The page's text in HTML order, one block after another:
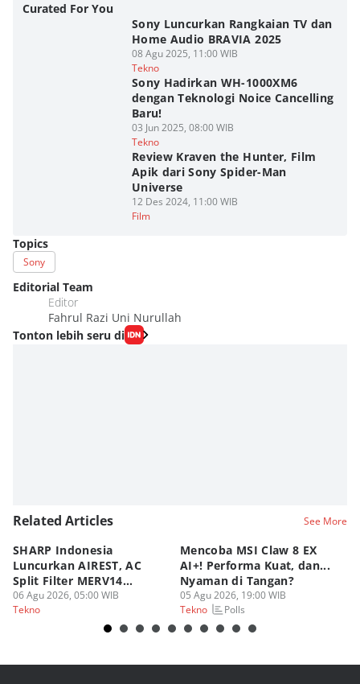
Curated For You
Sony Luncurkan Rangkaian TV dan
Home Audio BRAVIA 2025
08 Agu 2025, 11:00 WIB
Tekno
Sony Hadirkan WH-1000XM6
dengan Teknologi Noice Cancelling
Baru!
03 Jun 2025, 08:00 WIB
Tekno
Review Kraven the Hunter, Film
Apik dari Sony Spider-Man
Universe
12 Des 2024, 11:00 WIB
Film
Topics
Sony
Editorial Team
Editor
Fahrul Razi Uni Nurullah
Tonton lebih seru di
Related Articles See More
SHARP Indonesia
Luncurkan AIREST, AC
Split Filter MERV14
Perdana!
06 Agu 2026, 05:00 WIB
Tekno
Mencoba MSI Claw 8 EX
AI+! Performa Kuat, dan...
Nyaman di Tangan?
05 Agu 2026, 19:00 WIB
Tekno
Polls